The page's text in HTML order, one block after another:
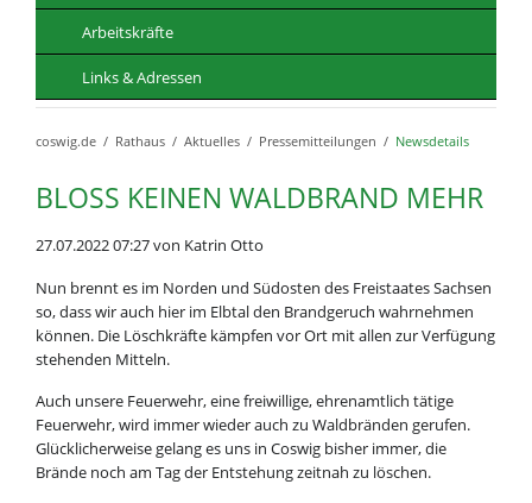
Arbeitskräfte
Links & Adressen
coswig.de Rathaus Aktuelles Pressemitteilungen Newsdetails
BLOSS KEINEN WALDBRAND MEHR
27.07.2022 07:27von Katrin Otto
Nun brennt es im Norden und Südosten des Freistaates Sachsen
so, dass wir auch hier im Elbtal den Brandgeruch wahrnehmen
können. Die Löschkräfte kämpfen vor Ort mit allen zur Verfügung
stehenden Mitteln.
Auch unsere Feuerwehr, eine freiwillige, ehrenamtlich tätige
Feuerwehr, wird immer wieder auch zu Waldbränden gerufen.
Glücklicherweise gelang es uns in Coswig bisher immer, die
Brände noch am Tag der Entstehung zeitnah zu löschen.